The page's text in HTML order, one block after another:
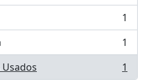
1
1
1